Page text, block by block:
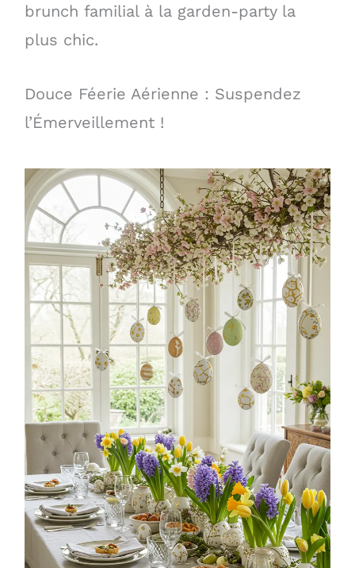
brunch familial à la garden-party la
plus chic.
Douce Féerie Aérienne : Suspendez
l’Émerveillement !